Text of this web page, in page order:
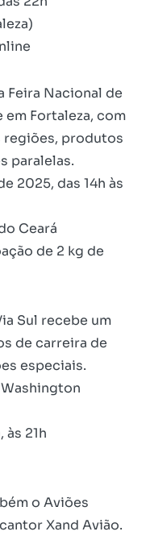
Feira Nacional de
Fortaleza, com
regiões, produtos
paralelas.
2025, das 14h às
Ceará
de 2 kg de
Sul recebe um
de carreira de
especiais.
às 21h
o Aviões
Xand Avião.